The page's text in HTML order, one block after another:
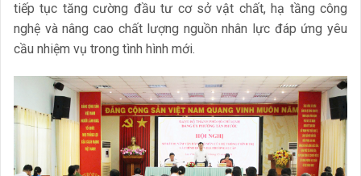
tiếp tục tăng cường đầu tư cơ sở vật chất, hạ tầng công
nghệ và nâng cao chất lượng nguồn nhân lực đáp ứng yêu
cầu nhiệm vụ trong tình hình mới.